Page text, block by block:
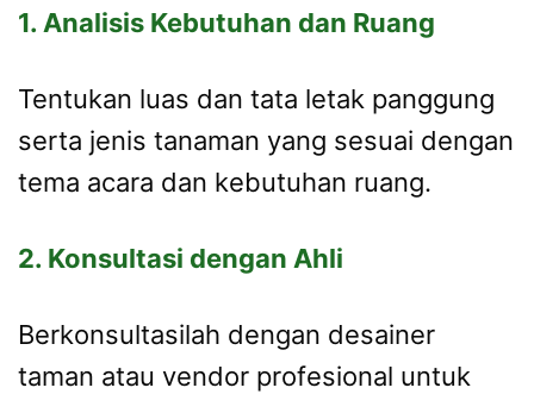
1. Analisis Kebutuhan dan Ruang
Tentukan luas dan tata letak panggung
serta jenis tanaman yang sesuai dengan
tema acara dan kebutuhan ruang.
2. Konsultasi dengan Ahli
Berkonsultasilah dengan desainer
taman atau vendor profesional untuk